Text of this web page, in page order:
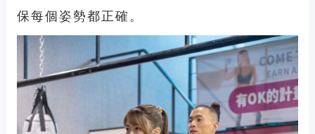
保每個姿勢都正確。